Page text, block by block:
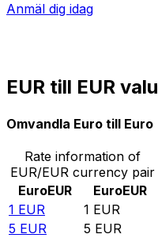
Anmäl dig idag
EUR till EUR
Omvandla Euro till Euro
Rate information of
EUR/EUR currency pair
EuroEUR EuroEUR
1 EUR 1 EUR
5 EUR 5 EUR